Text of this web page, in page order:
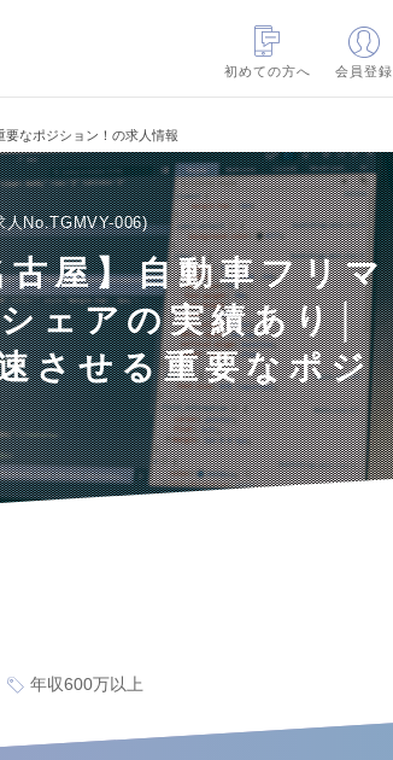
初めての方へ
会員登録
要なポジション！の求人情報
人No.TGMVY-006
屋】自動車フリマ
ェアの実績あり│
させる重要なポジ
年収600万以上